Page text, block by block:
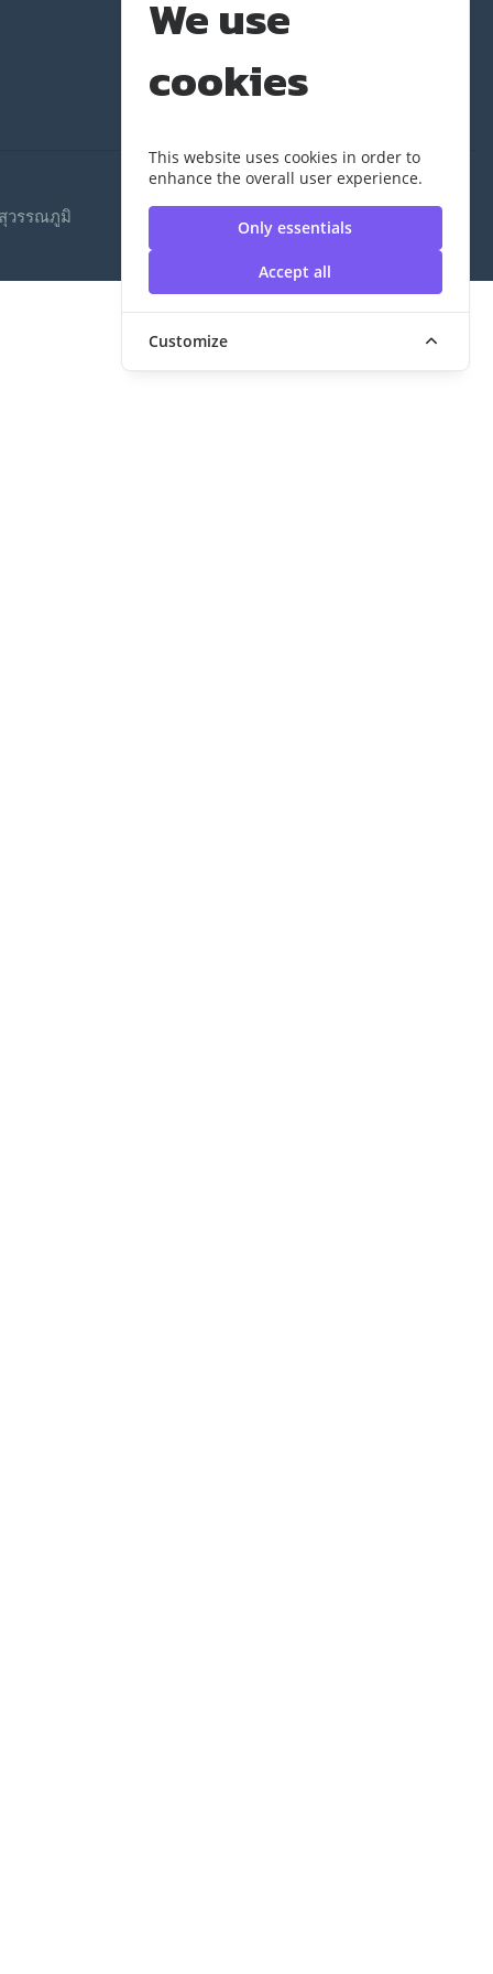
We use
cookies
This website uses cookies in order to
enhance the overall user experience.
Only essentials
Accept all
Customize
วรรณภูมิ